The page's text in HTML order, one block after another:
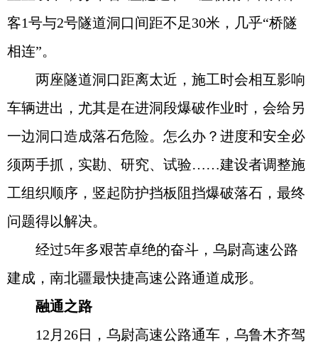
客1号与2号隧道洞口间距不足30米，几乎“桥隧
相连”。
两座隧道洞口距离太近，施工时会相互影响
车辆进出，尤其是在进洞段爆破作业时，会给另
一边洞口造成落石危险。怎么办？进度和安全必
须两手抓，实勘、研究、试验……建设者调整施
工组织顺序，竖起防护挡板阻挡爆破落石，最终
问题得以解决。
经过5年多艰苦卓绝的奋斗，乌尉高速公路
建成，南北疆最快捷高速公路通道成形。
融通之路
12月26日，乌尉高速公路通车，乌鲁木齐驾